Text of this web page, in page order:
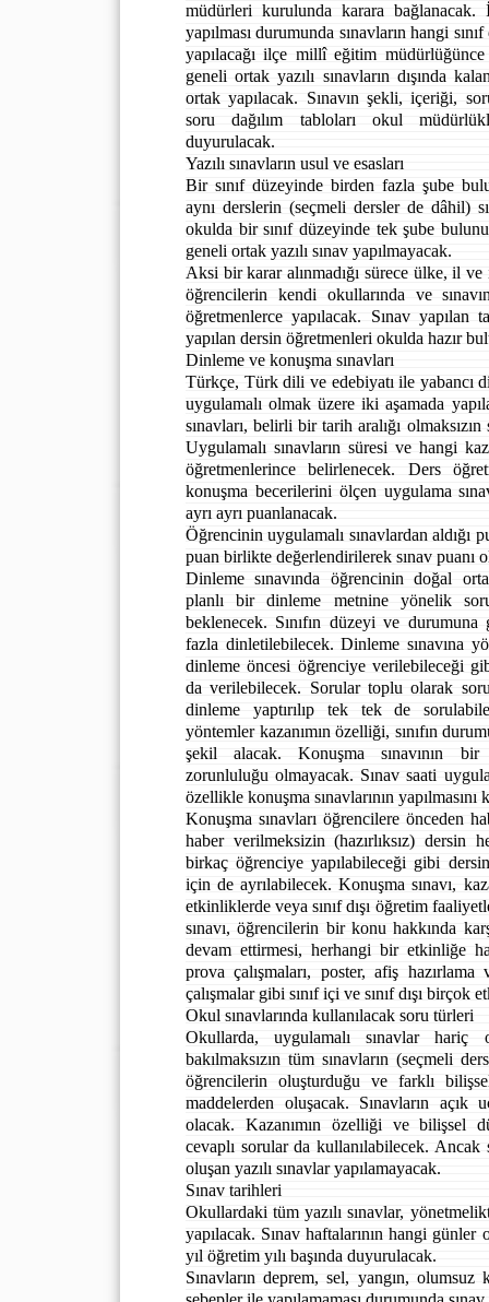
müdürleri kurulunda karara bağlanacak.
yapılması durumunda sınavların hangi
yapılacağı ilçe millî eğitim
geneli ortak yazılı sınavların dışında
ortak yapılacak. Sınavın şekli, içeriği,
soru dağılım tabloları okul
duyurulacak.
Yazılı sınavların usul ve esasları
Bir sınıf düzeyinde birden fazla şube
aynı derslerin (seçmeli dersler de dâhil)
okulda bir sınıf düzeyinde tek şube
geneli ortak yazılı sınav yapılmayacak.
Aksi bir karar alınmadığı sürece ülke, il ve
öğrencilerin kendi okullarında ve
öğretmenlerce yapılacak. Sınav yapılan
yapılan dersin öğretmenleri okulda hazır
Dinleme ve konuşma sınavları
Türkçe, Türk dili ve edebiyatı ile yabancı
uygulamalı olmak üzere iki aşamada
sınavları, belirli bir tarih aralığı
Uygulamalı sınavların süresi ve hangi
öğretmenlerince belirlenecek. Ders
konuşma becerilerini ölçen uygulama
ayrı ayrı puanlanacak.
Öğrencinin uygulamalı sınavlardan aldığı
puan birlikte değerlendirilerek sınav puanı
Dinleme sınavında öğrencinin doğal
planlı bir dinleme metnine yönelik
beklenecek. Sınıfın düzeyi ve
fazla dinletilebilecek. Dinleme sınavına
dinleme öncesi öğrenciye verilebileceği
da verilebilecek. Sorular toplu olarak
dinleme yaptırılıp tek tek de
yöntemler kazanımın özelliği, sınıfın
şekil alacak. Konuşma sınavının bir
zorunluluğu olmayacak. Sınav saati
özellikle konuşma sınavlarının yapılmasını
Konuşma sınavları öğrencilere önceden
haber verilmeksizin (hazırlıksız) dersin
birkaç öğrenciye yapılabileceği gibi dersin
için de ayrılabilecek. Konuşma sınavı,
etkinliklerde veya sınıf dışı öğretim
sınavı, öğrencilerin bir konu hakkında
devam ettirmesi, herhangi bir etkinliğe
prova çalışmaları, poster, afiş hazırlama
çalışmalar gibi sınıf içi ve sınıf dışı birçok
Okul sınavlarında kullanılacak soru türleri
Okullarda, uygulamalı sınavlar hariç
bakılmaksızın tüm sınavların (seçmeli
öğrencilerin oluşturduğu ve farklı
maddelerden oluşacak. Sınavların açık
olacak. Kazanımın özelliği ve bilişsel
cevaplı sorular da kullanılabilecek. Ancak
oluşan yazılı sınavlar yapılamayacak.
Sınav tarihleri
Okullardaki tüm yazılı sınavlar,
yapılacak. Sınav haftalarının hangi
yıl öğretim yılı başında duyurulacak.
Sınavların deprem, sel, yangın, olumsuz